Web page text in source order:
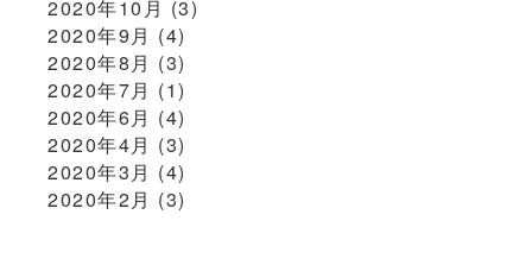
2020年10月 (3)
2020年9月 (4)
2020年8月 (3)
2020年7月 (1)
2020年6月 (4)
2020年4月 (3)
2020年3月 (4)
2020年2月 (3)